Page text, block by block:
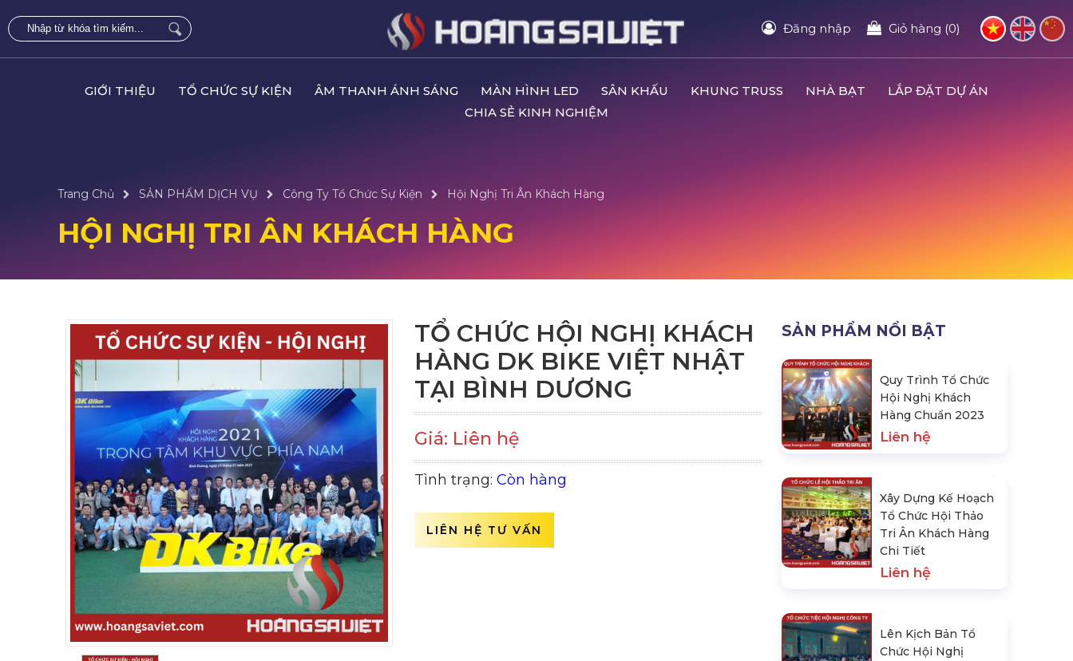
Đăng nhập Giỏ hàng (0)
GIỚI THIỆU TỔ CHỨC SỰ KIỆN ÂM THANH ÁNH SÁNG MÀN HÌNH LED SÂN KHẤU KHUNG TRUSS NHÀ BẠT
LẮP ĐẶT DỰ ÁN
CHIA SẺ KINH NGHIỆM
Trang Chủ SẢN PHẨM DỊCH VỤ Công Ty Tổ Chức Sự Kiện Hội Nghị Tri Ân Khách Hàng
HỘI NGHỊ TRI ÂN KHÁCH HÀNG
TỔ CHỨC HỘI NGHỊ KHÁCH
HÀNG DK BIKE VIỆT NHẬT
TẠI BÌNH DƯƠNG
Giá: Liên hệ
Tình trạng: Còn hàng
LIÊN HỆ TƯ VẤN
SẢN PHẨM NỔI BẬT
Quy Trình Tổ Chức
Hội Nghị Khách
Hàng Chuẩn 2023
Liên hệ
Xây Dựng Kế Hoạch
Tổ Chức Hội Thảo
Tri Ân Khách Hàng
Chi Tiết
Liên hệ
Lên Kịch Bản Tổ
Chức Hội Nghị